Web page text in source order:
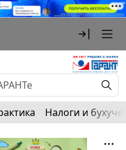
Налоги и